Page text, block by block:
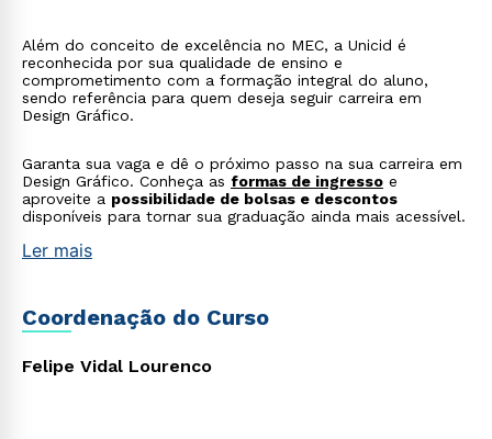
Além do conceito de excelência no MEC, a Unicid é
reconhecida por sua qualidade de ensino e
comprometimento com a formação integral do aluno,
sendo referência para quem deseja seguir carreira em
Design Gráfico.
Garanta sua vaga e dê o próximo passo na sua carreira em
Design Gráfico. Conheça as formas de ingresso e
aproveite a possibilidade de bolsas e descontos
disponíveis para tornar sua graduação ainda mais acessível.
Ler mais
Coordenação do Curso
Felipe Vidal Lourenco
ou
autorizo que meus dados sejam utilizados para o